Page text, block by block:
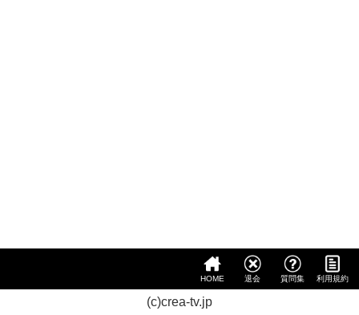
HOME 利用規約
質問集
退会
(c)crea-tv.jp